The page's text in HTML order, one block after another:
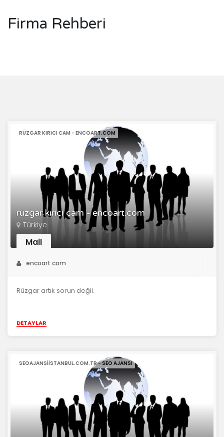
Firma Rehberi
rüzgar kırıcı cam - encoart.com
RÜZGAR KIRICI CAM - ENCOART.COM
Türkiye
Mail
encoart.com
Rüzgar artık sorun değil.
DETAYLAR
SEOAJANSIISTANBUL.COM.TR - SEO AJANSI